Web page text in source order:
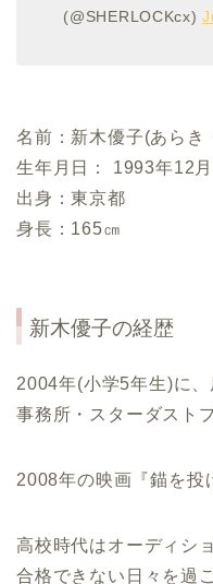
(@SHERLOCKcx)
名前：新木優子(あらき
生年月日： 1993年12月
出身：東京都
身長：165㎝
新木優子の経歴
2004年(小学5年生)に
事務所・スターダスト
2008年の映画『錨を投
高校時代はオーディシ
合格できない日々を過ご